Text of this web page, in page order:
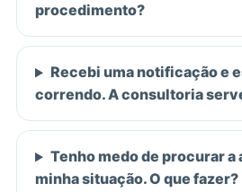
procedimento?
Recebi uma notificação e
correndo. A consultoria
Tenho medo de procurar a
minha situação. O que fazer?